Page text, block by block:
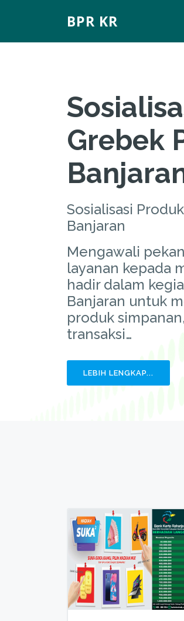
BPR KR
Grebek
Sosialisasi
Banjaran
Mengawali
layanan kepada
hadir dalam
Banjaran untuk
produk
transaksi…
LEBIH LENGKAP...